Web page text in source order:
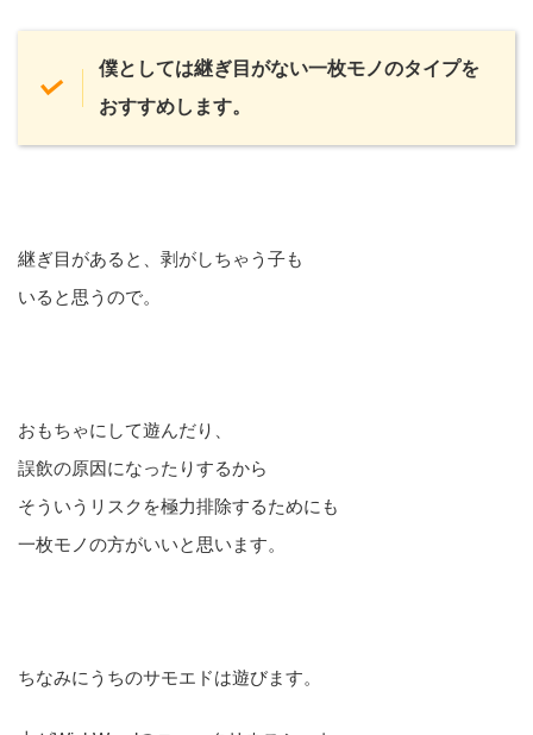
僕としては継ぎ目がない一枚モノのタイプを
おすすめします。
継ぎ目があると、剥がしちゃう子も
いると思うので。
おもちゃにして遊んだり、
誤飲の原因になったりするから
そういうリスクを極力排除するためにも
一枚モノの方がいいと思います。
ちなみにうちのサモエドは遊びます。